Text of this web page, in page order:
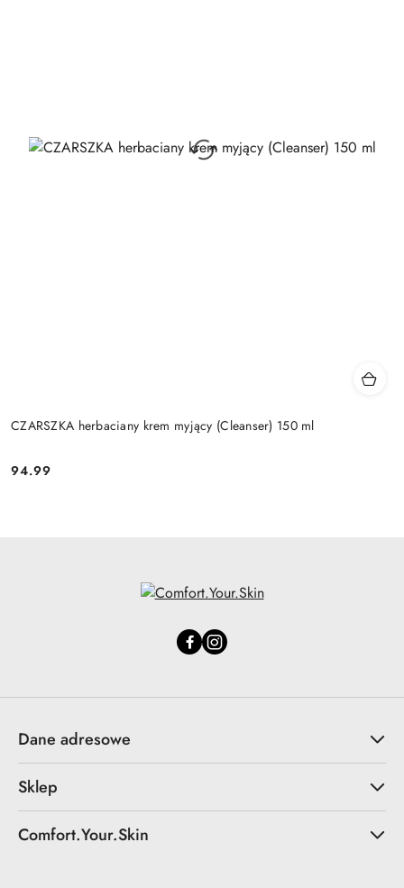
CZARSZKA herbaciany krem myjący (Cleanser) 150 ml
Cena:
94.99
Dane adresowe
Sklep
Comfort.Your.Skin